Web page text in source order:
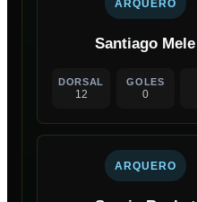
ARQUERO
Santiago Mele
DORSAL
12
GOLES
0
ARQUERO